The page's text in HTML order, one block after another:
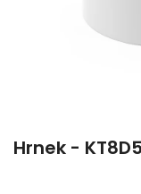
Hrnek -